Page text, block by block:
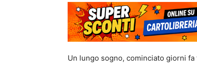
Un lungo sogno, cominciato giorni fa